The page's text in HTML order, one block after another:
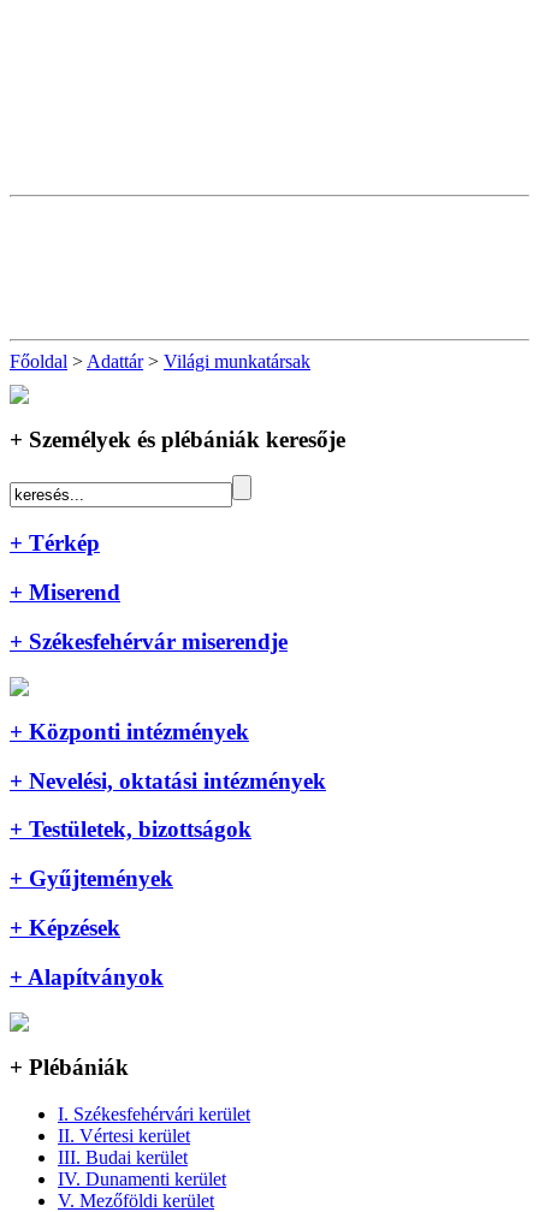
Főoldal > Adattár> Világi munkatársak
+ Személyek és plébániák keresője
+ Térkép
+ Miserend
+ Székesfehérvár miserendje
+ Központi intézmények
+ Nevelési, oktatási intézmények
+ Testületek, bizottságok
+ Gyűjtemények
+ Képzések
+ Alapítványok
+ Plébániák
I. Székesfehérvári kerület
II. Vértesi kerület
III. Budai kerület
IV. Dunamenti kerület
V. Mezőföldi kerület